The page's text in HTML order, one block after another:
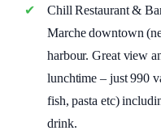
Chill Restaurant &
Marche downtown
harbour. Great view
lunchtime – just 990
fish, pasta etc)
drink.